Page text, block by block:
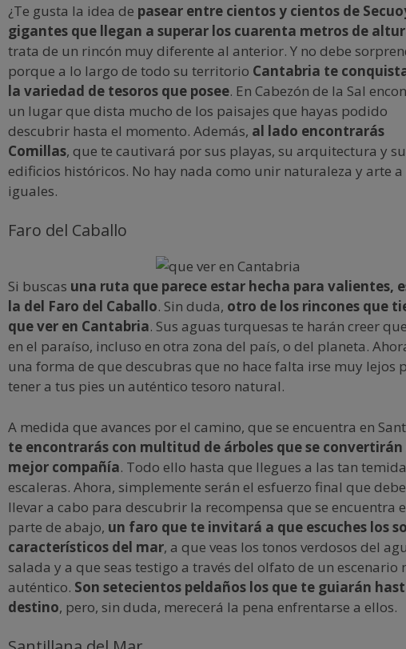
¿Te gusta la idea de pasear entre cientos y cientos de
gigantes que llegan a superar los cuarenta metros de
trata de un rincón muy diferente al anterior. Y no debe
porque a lo largo de todo su territorio Cantabria te
la variedad de tesoros que posee. En Cabezón de la Sal
un lugar que dista mucho de los paisajes que hayas podido
descubrir hasta el momento. Además, al lado encontrarás
Comillas, que te cautivará por sus playas, su arquitectura y
edificios históricos. No hay nada como unir naturaleza y arte
iguales.
Faro del Caballo
Si buscas una ruta que parece estar hecha para valientes,
la del Faro del Caballo. Sin duda, otro de los rincones que
que ver en Cantabria. Sus aguas turquesas te harán creer
en el paraíso, incluso en otra zona del país, o del planeta.
una forma de que descubras que no hace falta irse muy lejos
tener a tus pies un auténtico tesoro natural.
A medida que avances por el camino, que se encuentra en
te encontrarás con multitud de árboles que se convertirán
mejor compañía. Todo ello hasta que llegues a las tan
escaleras. Ahora, simplemente serán el esfuerzo final que
llevar a cabo para descubrir la recompensa que se encuentra
parte de abajo, un faro que te invitará a que escuches los
característicos del mar, a que veas los tonos verdosos del
salada y a que seas testigo a través del olfato de un escenario
auténtico. Son setecientos peldaños los que te guiarán
destino, pero, sin duda, merecerá la pena enfrentarse a ellos.